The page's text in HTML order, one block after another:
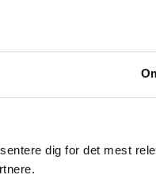
dig for det mest